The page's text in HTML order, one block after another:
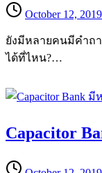
October 12, 2019
ยังมีหลายคนมีคำถา
ได้ที่ไหน?…
Capacitor